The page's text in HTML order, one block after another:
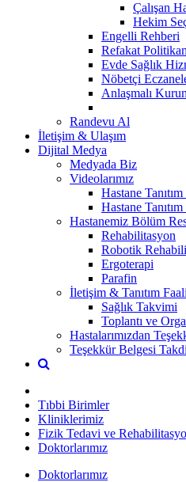
Çalışan
Hekim
Engelli Rehberi
Refakat
Evde Sağlık
Nöbetçi
Anlaşmalı
Randevu Al
İletişim & Ulaşım
Dijital Medya
Medyada Biz
Videolarımız
Hastane
Hastane
Hastanemiz Bölüm
Rehabilitasyon
Robotik
Ergoterapi
Parafin
İletişim & Tanıtım
Sağlık Takvimi
Toplantı ve
Hastalarımızdan
Teşekkür Belgesi
Tıbbi Birimler
Kliniklerimiz
Fizik Tedavi ve
Doktorlarımız
Doktorlarımız